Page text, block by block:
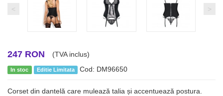
< >
247 RON (TVA inclus)
In stoc Editie Limitata Cod: DM96650
Corset din dantelă care mulează talia și accentuează postura.